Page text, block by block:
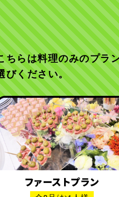
ちらは料理のみのプラ
びください。
ファーストプラン